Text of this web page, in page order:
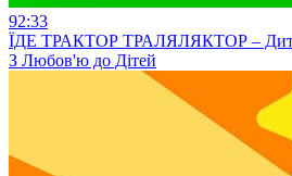
92:33
ЇДЕ ТРАКТОР ТРАЛЯЛЯКТОР –
З Любов'ю до Дітей